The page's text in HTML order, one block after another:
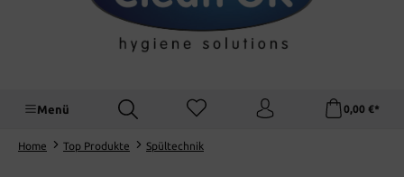
Menü 0,00 €*
Home Top Produkte Spültechnik